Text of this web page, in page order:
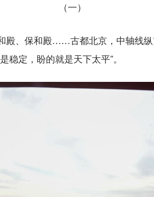
（一）
、保和殿……古都北京，中轴线纵
定，盼的就是天下太平”。